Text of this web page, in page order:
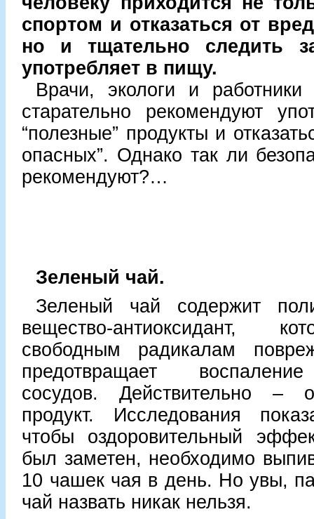
спортом и отказаться от
но и тщательно следить
употребляет в пищу.
Врачи, экологи и
старательно рекомендуют
“полезные” продукты и
опасных”. Однако так ли
рекомендуют?…
Зеленый чай.
Зеленый чай содержит
вещество-антиоксидант,
свободным радикалам
предотвращает
сосудов. Действительно –
продукт. Исследования
чтобы оздоровительный
был заметен, необходимо
10 чашек чая в день. Но увы,
чай назвать никак нельзя.